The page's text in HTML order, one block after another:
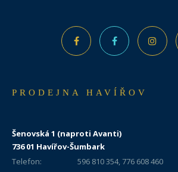
PRODEJNA HAVÍŘOV
Šenovská 1 (naproti Avanti)
736 01 Havířov-Šumbark
Telefon:
596 810 354, 776 608 460